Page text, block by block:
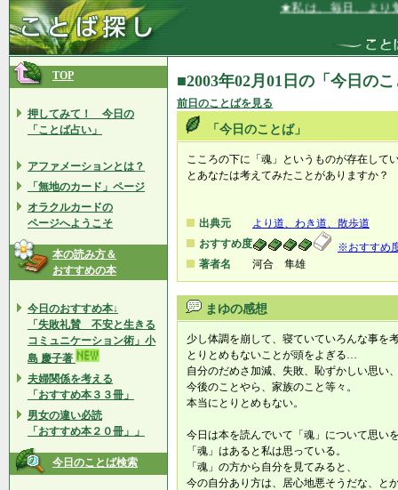
★私は、毎日、より魅
TOP
押してみて！ 今日の
「ことば占い」
アファメーションとは？
「無地のカード」ページ
オラクルカードの
ページへようこそ
本の読み方＆
おすすめの本
今日のおすすめ本↓
「失敗礼賛 不安と生きる
コミュニケーション術」小
島 慶子著
夫婦関係を考える
「おすすめ本３３冊」
男女の違い必読
「おすすめ本２０冊」」
今日のことば検索
■2003年02月01日の「今日の
前日のことばを見る
「今日のことば」
こころの下に「魂」というものが存在して
とあなたは考えてみたことがありますか？
出典元
より道、わき道、散歩道
おすすめ度
※おすすめ
著者名
河合 隼雄
まゆの感想
少し体調を崩して、寝ていていろんな事を
とりとめもないことが頭をよぎる…
自分のだめさ加減、失敗、恥ずかしい思い
今後のことやら、家族のこと等々。
本当にとりとめもない。
今日は本を読んでいて「魂」について思い
「魂」はあると私は思っている。
「魂」の方から自分を見てみると、
今の自分あり方は、居心地悪そうだな、と